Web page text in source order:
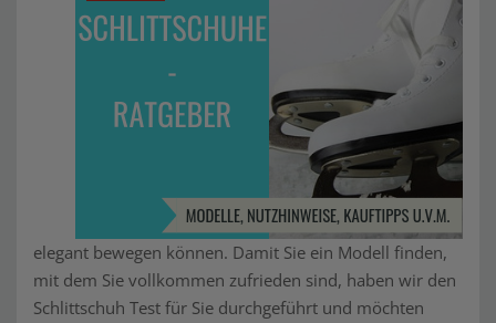
elegant bewegen können. Damit Sie ein Modell finden,
mit dem Sie vollkommen zufrieden sind, haben wir den
Schlittschuh Test für Sie durchgeführt und möchten